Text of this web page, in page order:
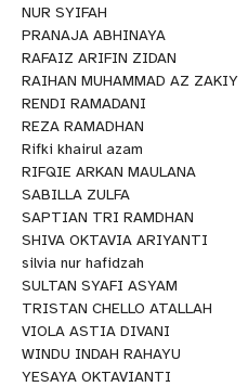
NUR SYIFAH
PRANAJA ABHINAYA
RAFAIZ ARIFIN ZIDAN
RAIHAN MUHAMMAD AZ ZAKIY
RENDI RAMADANI
REZA RAMADHAN
Rifki khairul azam
RIFQIE ARKAN MAULANA
SABILLA ZULFA
SAPTIAN TRI RAMDHAN
SHIVA OKTAVIA ARIYANTI
silvia nur hafidzah
SULTAN SYAFI ASYAM
TRISTAN CHELLO ATALLAH
VIOLA ASTIA DIVANI
WINDU INDAH RAHAYU
YESAYA OKTAVIANTI